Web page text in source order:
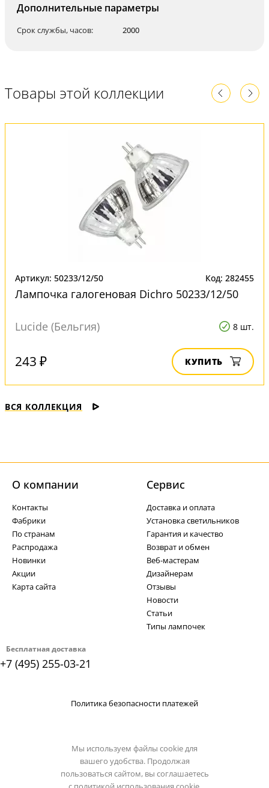
Дополнительные параметры
Срок службы, часов: 2000
Товары этой коллекции
Артикул: 50233/12/50 Код: 282455
Лампочка галогеновая Dichro 50233/12/50
Lucide (Бельгия) 8 шт.
243 ₽ КУПИТЬ
ВСЯ КОЛЛЕКЦИЯ
Бесплатная доставка
+7 (495) 255-03-21
О компании
Контакты
Фабрики
По странам
Распродажа
Новинки
Акции
Карта сайта
Cервис
Доставка и оплата
Установка светильников
Гарантия и качество
Возврат и обмен
Веб-мастерам
Дизайнерам
Отзывы
Новости
Статьи
Типы лампочек
Политика безопасности платежей
Мы используем файлы cookie для
вашего удобства. Продолжая
пользоваться сайтом, вы соглашаетесь